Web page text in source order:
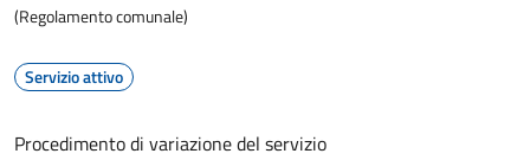
(Regolamento comunale)
Servizio attivo
Procedimento di variazione del servizio